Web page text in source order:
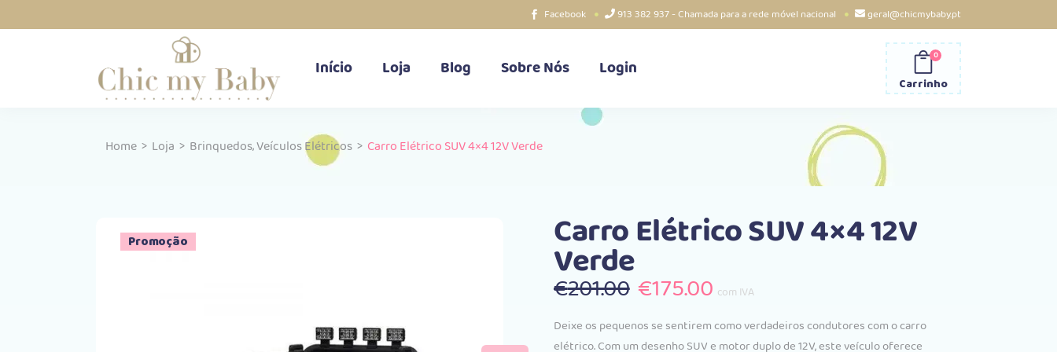
Facebook 913 382 937 - Chamada para a rede móvel nacional geral@chicmybaby.pt
Início Loja Blog Sobre Nós Login
Carrinho
0
Home > Loja > Brinquedos,Veículos Elétricos > Carro Elétrico SUV 4×4 12V Verde
Promoção Carro Elétrico SUV 4×4 12V
Verde
€201.00 O
original
€175.00O
atual
com IVA
Deixe os pequenos se sentirem como verdadeiros condutores com o carro
elétrico. Com um desenho SUV e motor duplo de 12V, este veículo oferece